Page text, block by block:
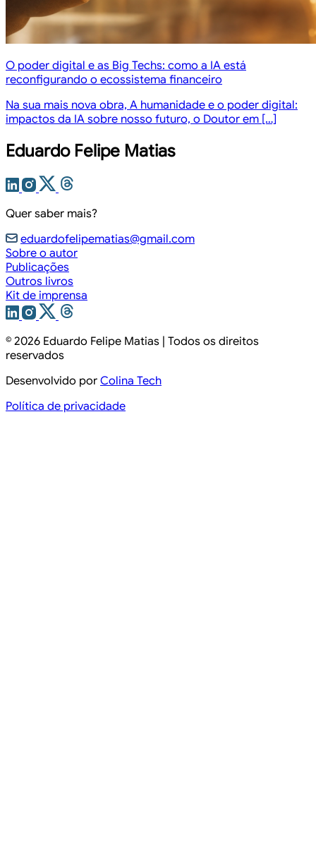
O poder digital e as Big Techs: como a IA está
reconfigurando o ecossistema financeiro
Na sua mais nova obra, A humanidade e o poder digital:
impactos da IA sobre nosso futuro, o Doutor em […]
Eduardo Felipe Matias
Quer saber mais?
eduardofelipematias@gmail.com
Sobre o autor
Publicações
Outros livros
Kit de imprensa
© 2026 Eduardo Felipe Matias | Todos os direitos
reservados
Desenvolvido por Colina Tech
Política de privacidade